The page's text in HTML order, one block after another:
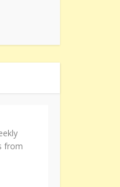
from